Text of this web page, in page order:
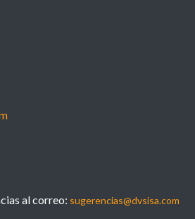
al correo: sugerencias@dvsisa.com